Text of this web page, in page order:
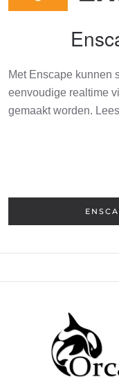
Met Enscape kunnen
eenvoudige realtime
gemaakt worden.